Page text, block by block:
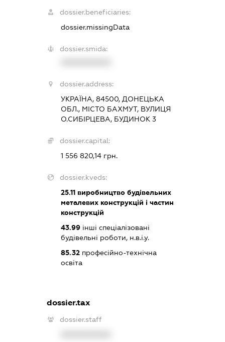
dossier.beneficiaries:
dossier.missingData
dossier.smida:
dossier.address:
УКРАЇНА, 84500, ДОНЕЦЬКА
ОБЛ., МІСТО БАХМУТ, ВУЛИЦЯ
О.СИБІРЦЕВА, БУДИНОК 3
dossier.capital:
1 556 820,14 грн.
dossier.kveds:
25.11виробництво будівельних
металевих конструкцій і частин
конструкцій
43.99інші спеціалізовані
будівельні роботи, н.в.і.у.
85.32професійно-технічна
освіта
dossier.tax
dossier.staff